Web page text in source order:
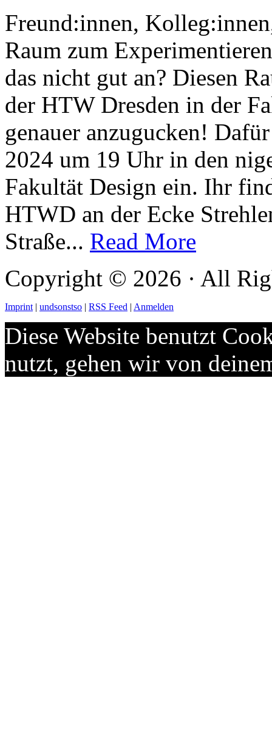
Freund:innen,
Raum zum
das nicht gut an? Diesen
der HTW Dresden in der
genauer anzugucken!
2024 um 19 Uhr in den
Fakultät Design ein. Ihr
HTWD an der Ecke
Straße... Read More
Copyright © 2026 · All
Imprint| undsonstso | RSS Feed | Anmelden
Diese Website benutzt
nutzt, gehen wir von